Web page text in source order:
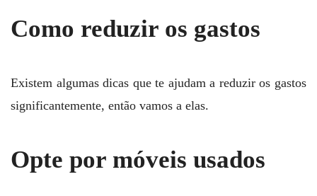
Como reduzir os gastos
Existem algumas dicas que te ajudam a reduzir os gastos
significantemente, então vamos a elas.
Opte por móveis usados